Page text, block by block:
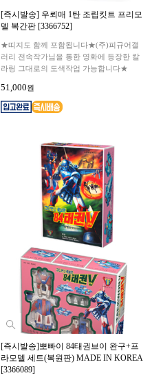
[즉시발송] 우뢰매 1탄 조립킷트 프리모
델 복간판 [3366752]
★띠지도 함께 포함됩니다★(주)피규어갤
러리 전속작가님을 통한 영화에 등장한 칼
라링 그대로의 도색작업 가능합니다★
51,000원
[즉시발송]뽀빠이 84태권브이 완구+프
라모델 세트(복원판) MADE IN KOREA
[3366089]